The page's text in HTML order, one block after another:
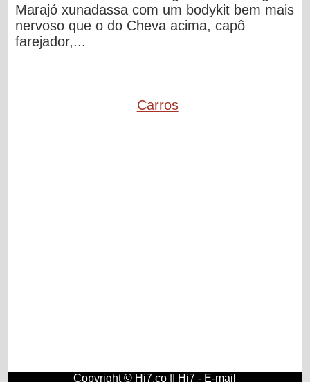
Marajó xunadassa com um bodykit bem mais
nervoso que o do Cheva acima, capô
farejador,...
Carros
Copyright © Hi7.co || Hi7 - E-mail